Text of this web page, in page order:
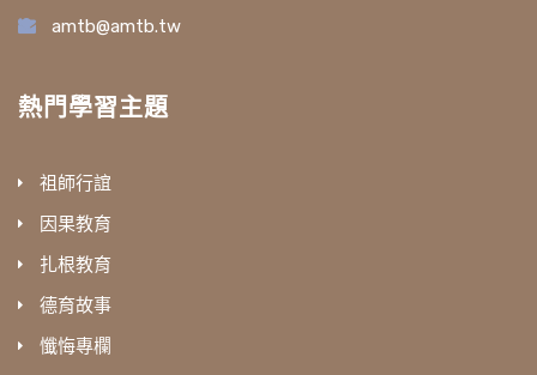
amtb@amtb.tw
熱門學習主題
祖師行誼
因果教育
扎根教育
德育故事
懺悔專欄